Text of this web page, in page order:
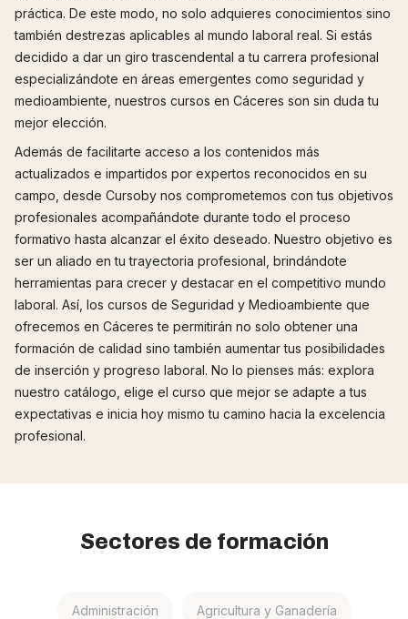
práctica. De este modo, no solo adquieres conocimientos sino
también destrezas aplicables al mundo laboral real. Si estás
decidido a dar un giro trascendental a tu carrera profesional
especializándote en áreas emergentes como seguridad y
medioambiente, nuestros cursos en Cáceres son sin duda tu
mejor elección.
Además de facilitarte acceso a los contenidos más
actualizados e impartidos por expertos reconocidos en su
campo, desde Cursoby nos comprometemos con tus objetivos
profesionales acompañándote durante todo el proceso
formativo hasta alcanzar el éxito deseado. Nuestro objetivo es
ser un aliado en tu trayectoria profesional, brindándote
herramientas para crecer y destacar en el competitivo mundo
laboral. Así, los cursos de Seguridad y Medioambiente que
ofrecemos en Cáceres te permitirán no solo obtener una
formación de calidad sino también aumentar tus posibilidades
de inserción y progreso laboral. No lo pienses más: explora
nuestro catálogo, elige el curso que mejor se adapte a tus
expectativas e inicia hoy mismo tu camino hacia la excelencia
profesional.
Sectores de formación
Administración Agricultura y Ganadería